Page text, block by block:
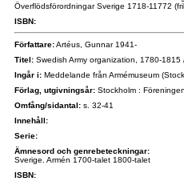
Överflödsförordningar Sverige 1718-11772
ISBN:
Författare:Artéus, Gunnar 1941-
Titel: Swedish Army organization, 1780-1815
Ingår i: Meddelande från Armémuseum
Förlag, utgivningsår: Stockholm :
Omfång/sidantal: s. 32-41
Innehåll:
Serie:
Ämnesord och genrebeteckningar:
Sverige. Armén 1700-talet 1800-talet
ISBN: